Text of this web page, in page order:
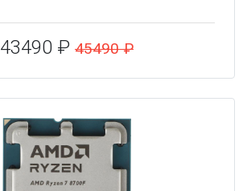
43490 ₽ 45490 ₽